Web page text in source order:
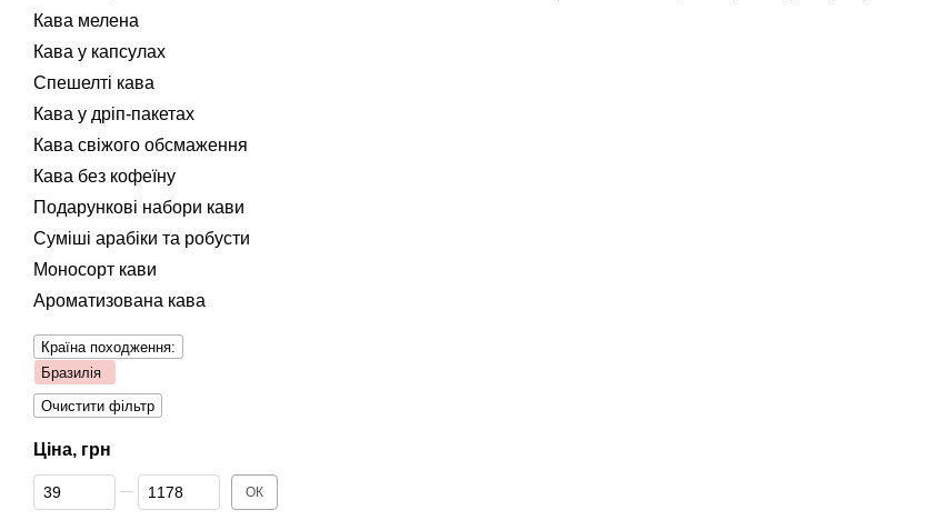
Кава мелена
Кава у капсулах
Спешелті кава
Кава у дріп-пакетах
Кава свіжого обсмаження
Кава без кофеїну
Подарункові набори кави
Суміші арабіки та робусти
Моносорт кави
Ароматизована кава
Країна походження:
Бразилія
Очистити фільтр
Ціна, грн
Від Ціна, грн
До Ціна, грн ОК